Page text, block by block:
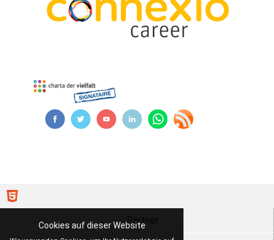
Cookies auf dieser Website
Partner